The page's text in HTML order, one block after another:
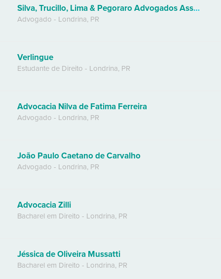
Silva, Trucillo, Lima & Pegoraro Advogados Associados
Advogado - Londrina, PR
Verlingue
Estudante de Direito - Londrina, PR
Advocacia Nilva de Fatima Ferreira
Advogado - Londrina, PR
João Paulo Caetano de Carvalho
Advogado - Londrina, PR
Advocacia Zilli
Bacharel em Direito - Londrina, PR
Jéssica de Oliveira Mussatti
Bacharel em Direito - Londrina, PR